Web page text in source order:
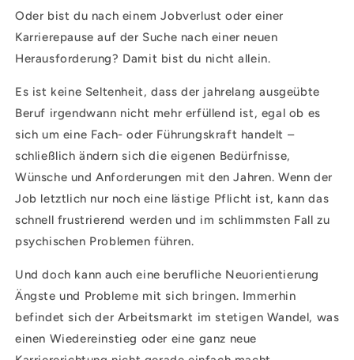
Oder bist du nach einem Jobverlust oder einer
Karrierepause auf der Suche nach einer neuen
Herausforderung? Damit bist du nicht allein.
Es ist keine Seltenheit, dass der jahrelang ausgeübte
Beruf irgendwann nicht mehr erfüllend ist, egal ob es
sich um eine Fach- oder Führungskraft handelt –
schließlich ändern sich die eigenen Bedürfnisse,
Wünsche und Anforderungen mit den Jahren. Wenn der
Job letztlich nur noch eine lästige Pflicht ist, kann das
schnell frustrierend werden und im schlimmsten Fall zu
psychischen Problemen führen.
Und doch kann auch eine berufliche Neuorientierung
Ängste und Probleme mit sich bringen. Immerhin
befindet sich der Arbeitsmarkt im stetigen Wandel, was
einen Wiedereinstieg oder eine ganz neue